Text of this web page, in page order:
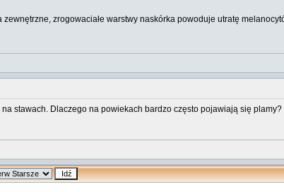
zrogowaciałe warstwy naskórka powoduje utratę
stawach. Dlaczego na powiekach bardzo często pojawiają się